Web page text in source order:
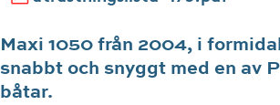
Maxi 1050 från 2004, i
snabbt och snyggt med en av
båtar.